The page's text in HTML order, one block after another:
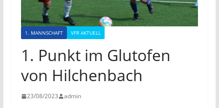
1. MANNSCHAFT VFR AKTUELL
1. Punkt im Glutofen
von Hilchenbach
23/08/2023 admin